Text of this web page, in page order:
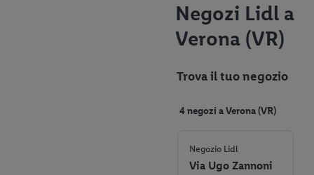
Negozi Lidl a
Verona (VR)
Trova il tuo negozio
4 negozi a Verona (VR)
Negozio Lidl
Via Ugo Zannoni